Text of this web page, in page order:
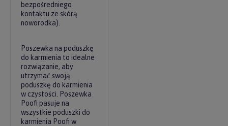
bezpośredniego
kontaktu ze skórą
noworodka).
Poszewka na poduszkę
do karmienia to idealne
rozwiązanie, aby
utrzymać swoją
poduszkę do karmienia
w czystości. Poszewka
Poofi pasuje na
wszystkie poduszki do
karmienia Poofi w